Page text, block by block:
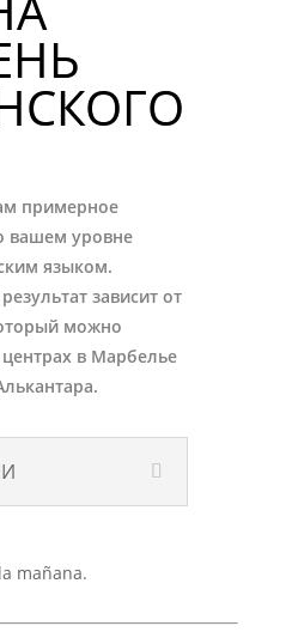
примерное
вашем уровне
языком.
зависит от
можно
в Марбелье
mañana.